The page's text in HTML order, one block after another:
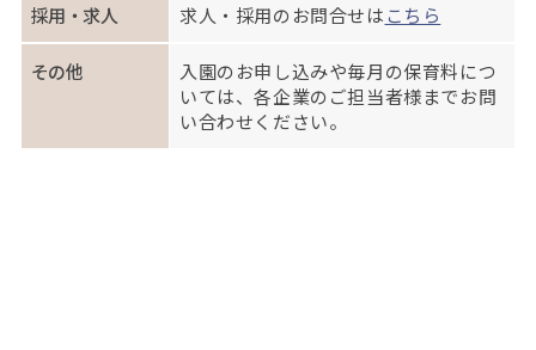
採用・求人 求人・採用のお問合せは こちら
その他
入園のお申し込みや毎月の保育料につ
いては、各企業のご担当者様までお問
い合わせください。